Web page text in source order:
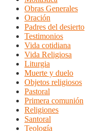
Obras Generales
Oración
Padres del desierto
Testimonios
Vida cotidiana
Vida Religiosa
Liturgia
Muerte y duelo
Objetos religiosos
Pastoral
Primera comunión
Religiones
Santoral
Teología